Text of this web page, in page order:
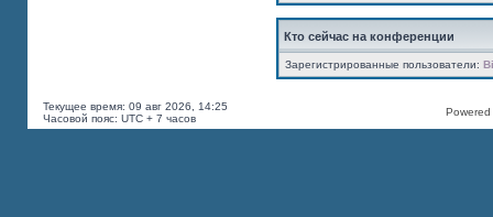
Кто сейчас на конференции
Зарегистрированные пользователи:
Текущее время: 09 авг 2026, 14:25
Часовой пояс: UTC + 7 часов